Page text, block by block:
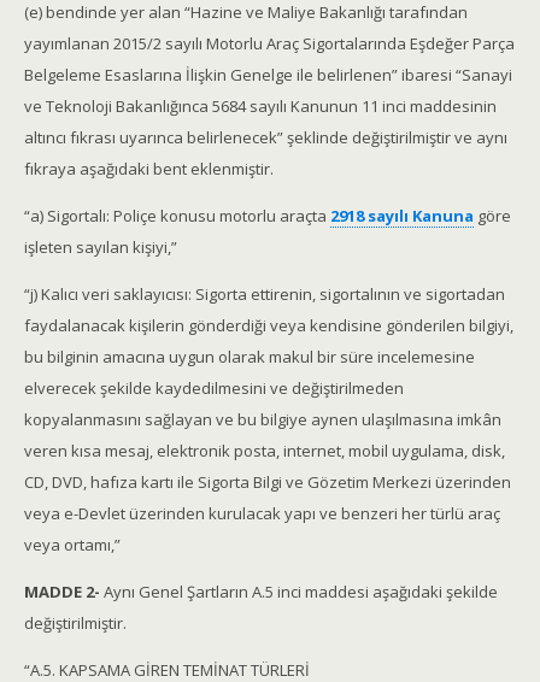
(e) bendinde yer alan “Hazine ve Maliye Bakanlığı tarafından
yayımlanan 2015/2 sayılı Motorlu Araç Sigortalarında Eşdeğer Parça
Belgeleme Esaslarına İlişkin Genelge ile belirlenen” ibaresi “Sanayi
ve Teknoloji Bakanlığınca 5684 sayılı Kanunun 11 inci maddesinin
altıncı fıkrası uyarınca belirlenecek” şeklinde değiştirilmiştir ve aynı
fıkraya aşağıdaki bent eklenmiştir.
“a) Sigortalı: Poliçe konusu motorlu araçta 2918 sayılı Kanuna göre
işleten sayılan kişiyi,”
“j) Kalıcı veri saklayıcısı: Sigorta ettirenin, sigortalının ve sigortadan
faydalanacak kişilerin gönderdiği veya kendisine gönderilen bilgiyi,
bu bilginin amacına uygun olarak makul bir süre incelemesine
elverecek şekilde kaydedilmesini ve değiştirilmeden
kopyalanmasını sağlayan ve bu bilgiye aynen ulaşılmasına imkân
veren kısa mesaj, elektronik posta, internet, mobil uygulama, disk,
CD, DVD, hafıza kartı ile Sigorta Bilgi ve Gözetim Merkezi üzerinden
veya e-Devlet üzerinden kurulacak yapı ve benzeri her türlü araç
veya ortamı,”
MADDE 2- Aynı Genel Şartların A.5 inci maddesi aşağıdaki şekilde
değiştirilmiştir.
“A.5. KAPSAMA GİREN TEMİNAT TÜRLERİ